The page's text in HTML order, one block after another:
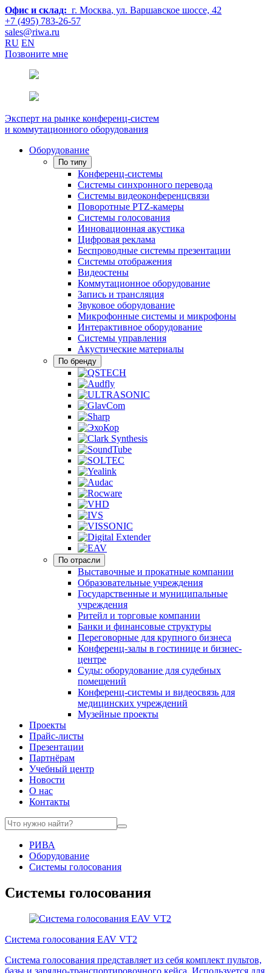
Офис и склад: г. Москва, ул. Варшавское шоссе, 42
+7 (495) 783-26-57
sales@riwa.ru
RU EN
Позвоните мне
Эксперт на рынке конференц-систем
и коммутационного оборудования
Оборудование
По типу
Конференц-системы
Системы синхронного перевода
Системы видеоконференцсвязи
Поворотные PTZ-камеры
Системы голосования
Инновационная акустика
Цифровая реклама
Беспроводные системы презентации
Системы отображения
Видеостены
Коммутационное оборудование
Запись и трансляция
Звуковое оборудование
Микрофонные системы и микрофоны
Интерактивное оборудование
Системы управления
Акустические материалы
По бренду
По отрасли
Выставочные и прокатные компании
Образовательные учреждения
Государственные и муниципальные
учреждения
Ритейл и торговые компании
Банки и финансовые структуры
Переговорные для крупного бизнеса
Конференц-залы в гостинице и бизнес-
центре
Суды: оборудование для судебных
помещений
Конференц-системы и видеосвязь для
медицинских учреждений
Музейные проекты
Проекты
Прайс-листы
Презентации
Партнёрам
Учебный центр
Новости
О нас
Контакты
РИВА
Оборудование
Системы голосования
Системы голосования
Система голосования EAV VT2
Система голосования представляет из себя комплект пультов,
базы и зарядно-транспортировочного кейса. Используется для